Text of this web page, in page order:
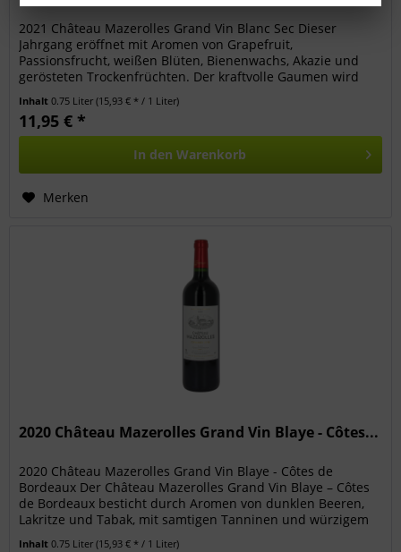
2021 Château Mazerolles Grand Vin Blanc Sec Dieser
Jahrgang eröffnet mit Aromen von Grapefruit,
Passionsfrucht, weißen Blüten, Bienenwachs, Akazie und
gerösteten Trockenfrüchten. Der kraftvolle Gaumen wird
Inhalt0.75 Liter(15,93 € * / 1 Liter)
11,95 € *
In den Warenkorb
Merken
2020 Château Mazerolles Grand Vin Blaye - Côtes...
2020 Château Mazerolles Grand Vin Blaye - Côtes de
Bordeaux Der Château Mazerolles Grand Vin Blaye – Côtes
de Bordeaux besticht durch Aromen von dunklen Beeren,
Lakritze und Tabak, mit samtigen Tanninen und würzigem
Inhalt0.75 Liter(15,93 € * / 1 Liter)